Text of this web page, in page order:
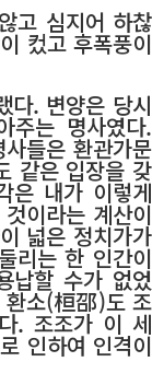
고 심지어 하찮
컸고 후폭풍이
다. 변양은 당시
주는 명사였다.
들은 환관가문
같은 입장을 갖
은 내가 이렇게
이라는 계산이
넓은 정치가가
리는 한 인간이
납할 수가 없었
소(桓邵)도 조
. 조조가 이 세
인하여 인격이